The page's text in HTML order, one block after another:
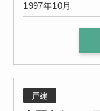
1997年10月
戸建